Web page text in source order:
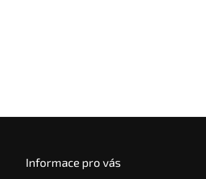
Informace pro vás